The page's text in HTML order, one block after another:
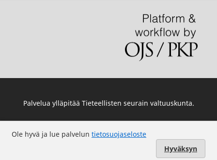
Ole hyvä ja lue palvelun tietosuojaseloste
Hyväksyn
Palvelua ylläpitää Tieteellisten seurain valtuuskunta.